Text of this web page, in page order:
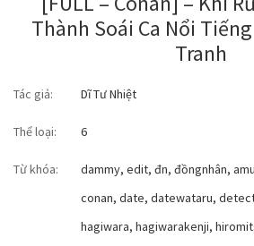
Thành Soái Ca Nổi
Tranh
Tác giả: Dĩ Tư Nhiệt
Thể loại: 6
Từ khóa: dammy, edit, đn, đồngnhân,
conan, date, datewataru,
hagiwara, hagiwarakenji,